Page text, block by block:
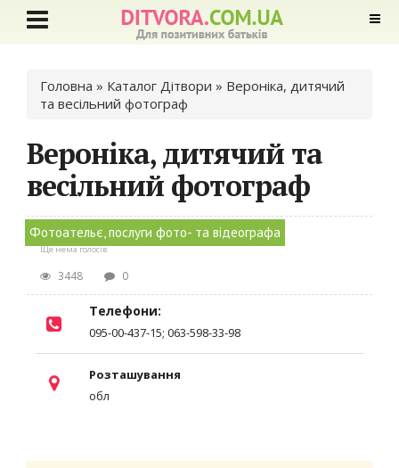
Ви є тут
Головна » Каталог Дітвори » Вероніка, дитячий
та весільний фотограф
Вероніка, дитячий та
весільний фотограф
Фотоательє, послуги фото- та відеографа
Ще нема голосів
3448 0
Телефони:
095-00-437-15; 063-598-33-98
Розташування
обл